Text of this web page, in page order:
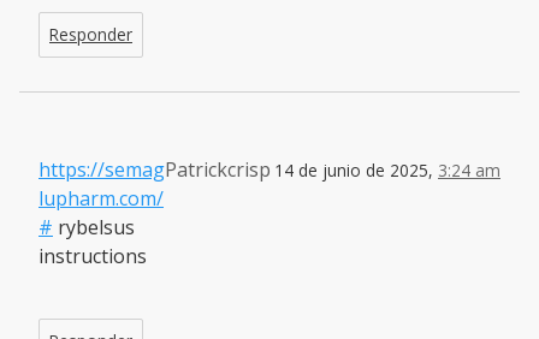
Responder
Patrickcrisp 14 de junio de 2025, 3:24 am
https://semag
lupharm.com/
# rybelsus
instructions